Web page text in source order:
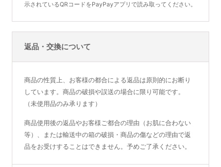
示されているQRコードをPayPayアプリで読み取ってください。
返品・交換について
商品の性質上、お客様の都合による返品は原則的にお断り
しています。商品の破損や誤送の場合に限り可能です。
（未使用品のみ承ります）
商品使用後の返品やお客様ご都合の理由（お肌に合わない
等）、または輸送中の箱の破損・商品の傷などの理由で返
品をお受けすることはできません。予めご了承ください。